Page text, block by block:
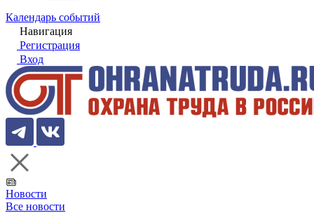
Календарь событий
Навигация
Регистрация
Вход
Новости
Все новости